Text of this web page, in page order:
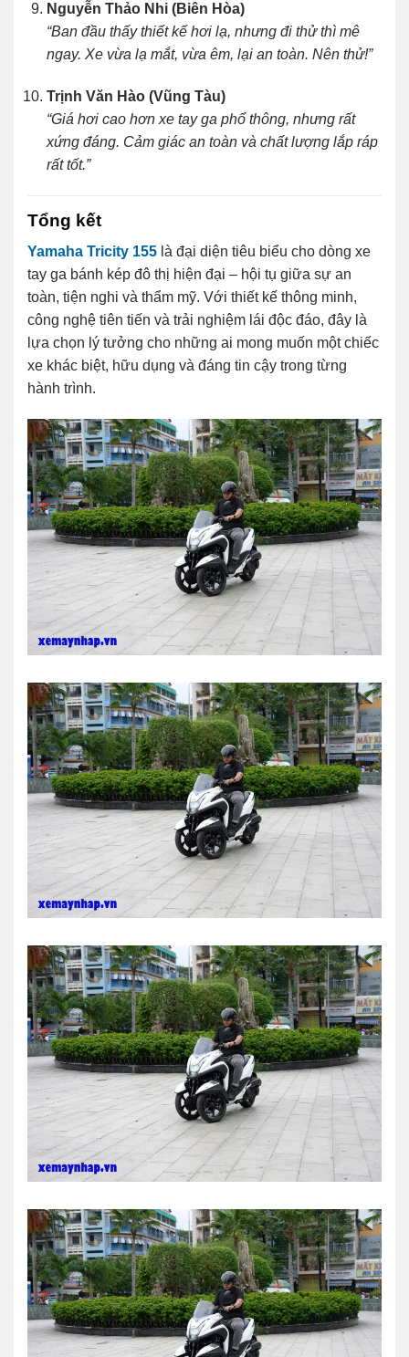
Nguyễn Thảo Nhi (Biên Hòa)
“Ban đầu thấy thiết kế hơi lạ, nhưng đi thử thì mê
ngay. Xe vừa lạ mắt, vừa êm, lại an toàn. Nên thử!”
Trịnh Văn Hào (Vũng Tàu)
“Giá hơi cao hơn xe tay ga phổ thông, nhưng rất
xứng đáng. Cảm giác an toàn và chất lượng lắp ráp
rất tốt.”
Tổng kết
Yamaha Tricity 155 là đại diện tiêu biểu cho dòng xe
tay ga bánh kép đô thị hiện đại – hội tụ giữa sự an
toàn, tiện nghi và thẩm mỹ. Với thiết kế thông minh,
công nghệ tiên tiến và trải nghiệm lái độc đáo, đây là
lựa chọn lý tưởng cho những ai mong muốn một chiếc
xe khác biệt, hữu dụng và đáng tin cậy trong từng
hành trình.